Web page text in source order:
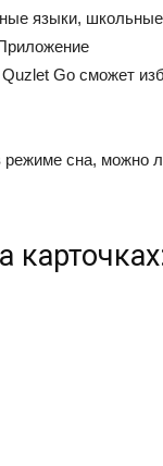
языки, школьные
Go сможет
режиме сна, можно